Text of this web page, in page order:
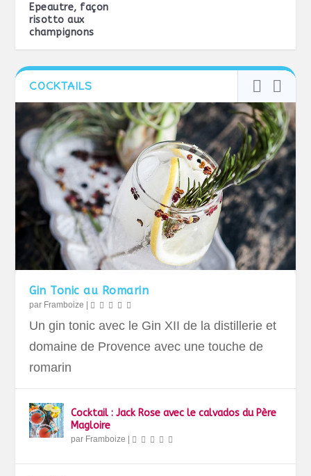
Epeautre, façon
risotto aux
champignons
COCKTAILS
Gin Tonic au Romarin
par Framboize |
Un gin tonic avec le Gin XII de la distillerie et
domaine de Provence avec une touche de
romarin
Cocktail : Jack Rose avec le calvados du Père
Magloire
par Framboize |